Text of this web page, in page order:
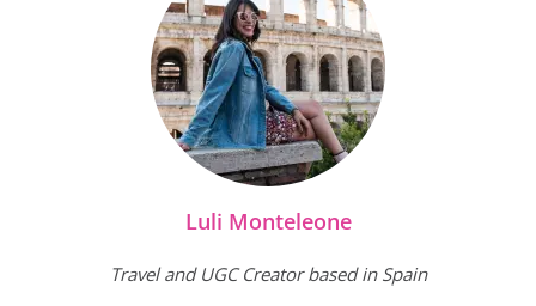
Luli Monteleone
Travel and UGC Creator based in Spain